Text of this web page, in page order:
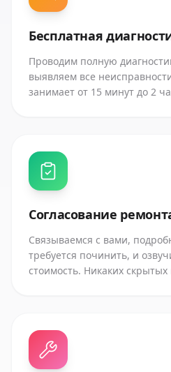
Бесплатная
Проводим полную
выявляем все
занимает от 15 минут до 2
Согласование
Связываемся с вами,
требуется починить, и
стоимость. Никаких